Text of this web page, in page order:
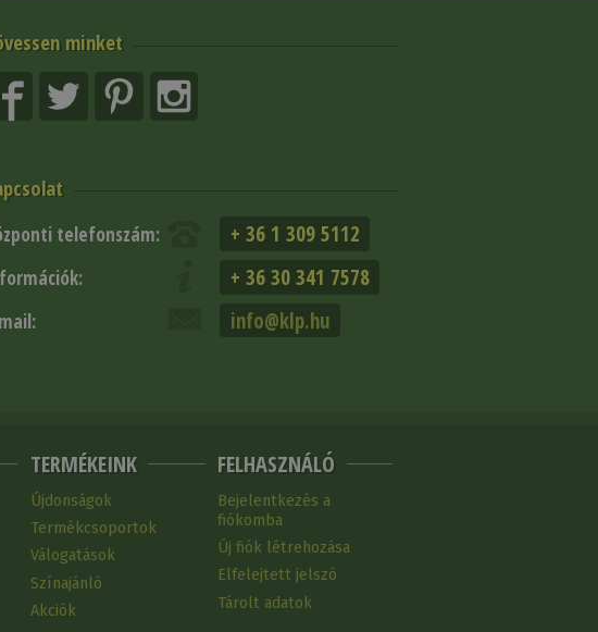
minket
telefonszám: + 36 1 309 5112
+ 36 30 341 7578
info@klp.hu
TERMÉKEINK
Újdonságok
Termékcsoportok
Válogatások
Színajánló
Akciók
FELHASZNÁLÓ
Bejelentkezés a
fiókomba
Új fiók létrehozása
Elfelejtett jelszó
Tárolt adatok